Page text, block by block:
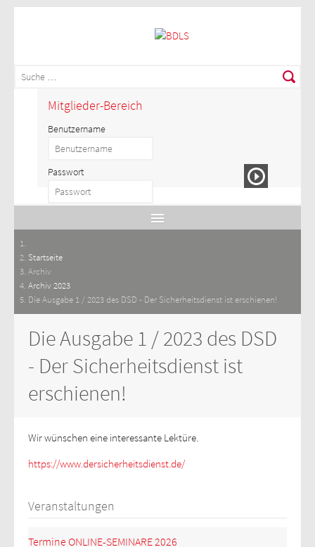
Mitglieder-Bereich
Benutzername
Passwort
Startseite
Archiv
Archiv 2023
Die Ausgabe 1 / 2023 des DSD - Der Sicherheitsdienst ist erschienen!
Die Ausgabe 1 / 2023 des DSD
- Der Sicherheitsdienst ist
erschienen!
Wir wünschen eine interessante Lektüre.
https://www.dersicherheitsdienst.de/
Veranstaltungen
Termine ONLINE-SEMINARE 2026